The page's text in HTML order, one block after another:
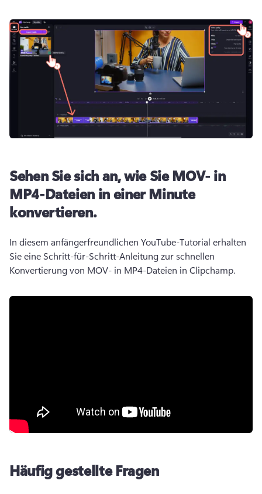
Sehen Sie sich an, wie Sie MOV- in
MP4-Dateien in einer Minute
konvertieren.
In diesem anfängerfreundlichen YouTube-Tutorial erhalten
Sie eine Schritt-für-Schritt-Anleitung zur schnellen
Konvertierung von MOV- in MP4-Dateien in Clipchamp.
Häufig gestellte Fragen